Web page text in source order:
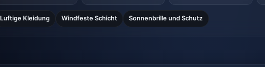
Luftige Kleidung Windfeste Schicht Sonnenbrille und Schutz